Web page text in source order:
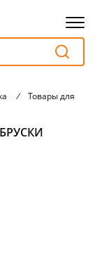
/ Товары для